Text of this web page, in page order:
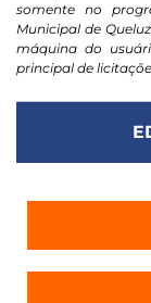
somente no
Municipal de
máquina do
principal de